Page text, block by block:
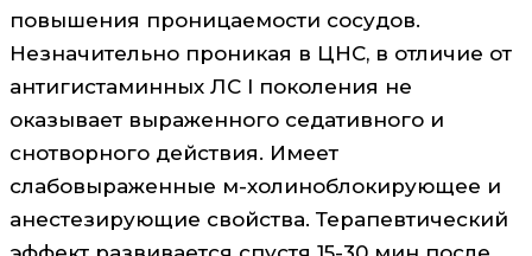
повышения проницаемости сосудов.
Незначительно проникая в ЦНС, в отличие от
антигистаминных ЛС I поколения не
оказывает выраженного седативного и
снотворного действия. Имеет
слабовыраженные м-холиноблокирующее и
анестезирующие свойства. Терапевтический